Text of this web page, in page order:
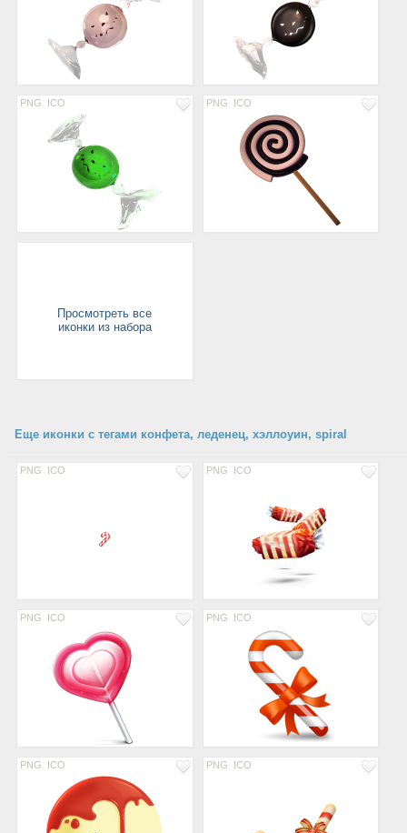
PNG ICO PNG ICO
Просмотреть все
иконки из набора
Еще иконки с тегами конфета, леденец, хэллоуин, spiral
PNG ICO PNG ICO
PNG ICO PNG ICO
PNG ICO PNG ICO